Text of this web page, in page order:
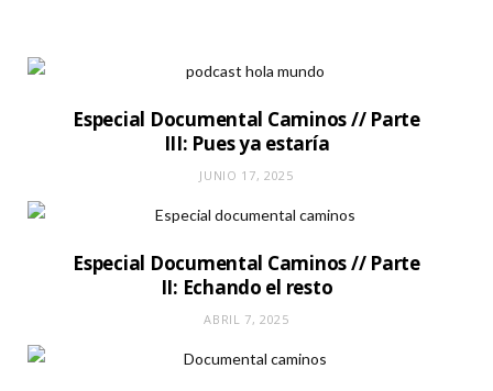
Especial Documental Caminos // Parte
III: Pues ya estaría
JUNIO 17, 2025
Especial Documental Caminos // Parte
II: Echando el resto
ABRIL 7, 2025